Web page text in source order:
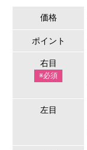
価格
ポイント
右目
※必須
左目